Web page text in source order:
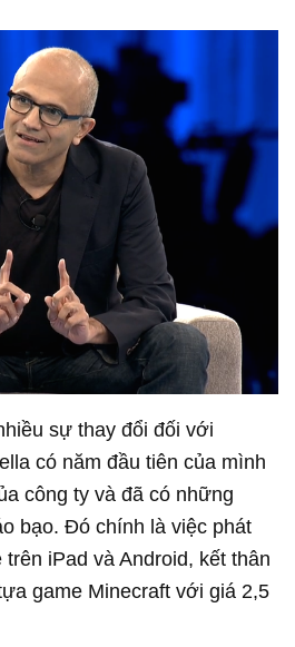
sự thay đổi đối với
có năm đầu tiên của mình
công ty và đã có những
bạo. Đó chính là việc phát
iPad và Android, kết thân
game Minecraft với giá 2,5